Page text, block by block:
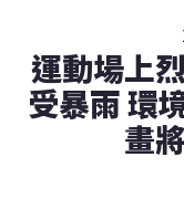
運動場上
受暴雨 環
畫